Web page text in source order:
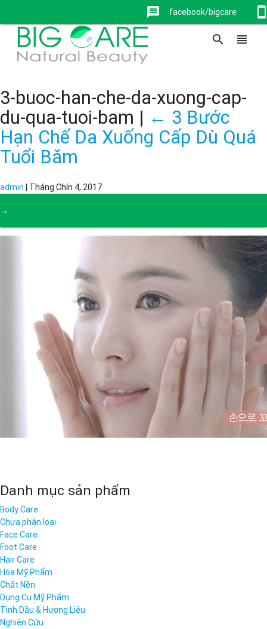
message facebook/bigcare
search view_headline
3-buoc-han-che-da-xuong-cap-
du-qua-tuoi-bam | ← 3 Bước
Hạn Chế Da Xuống Cấp Dù Quá
Tuổi Băm
admin | Tháng Chín 4, 2017
→
Danh mục sản phẩm
Body Care
Chưa phân loại
Face Care
Foot Care
Hair Care
Hóa Mỹ Phẩm
Chất Nền
Dụng Cụ Mỹ Phẩm
Tinh Dầu & Hương Liệu
Nghiên Cứu